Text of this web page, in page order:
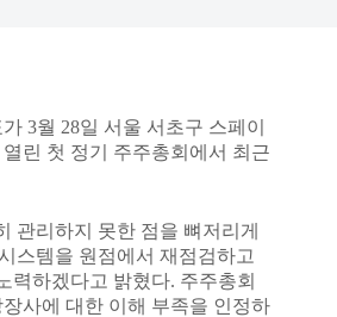
3월 28일 서울 서초구 스페이
린 첫 정기 주주총회에서 최근
관리하지 못한 점을 뼈저리게
스템을 원점에서 재점검하고
력하겠다고 밝혔다. 주주총회
사에 대한 이해 부족을 인정하